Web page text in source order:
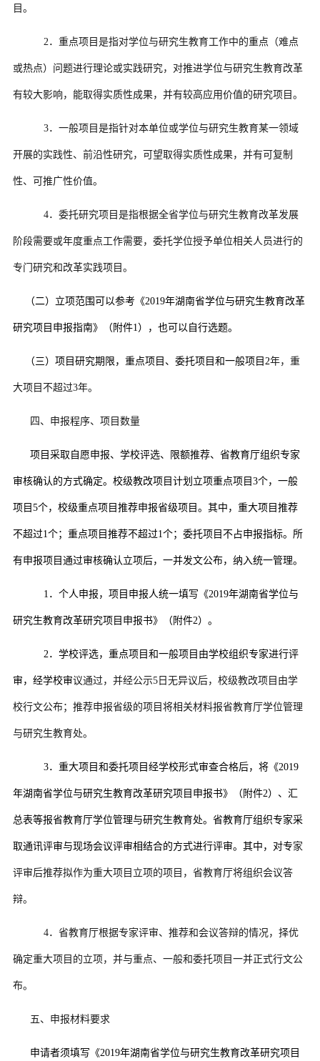
目。
2．重点项目是指对学位与研究生教育工作中的重点（难点
或热点）问题进行理论或实践研究，对推进学位与研究生教育改革
有较大影响，能取得实质性成果，并有较高应用价值的研究项目。
3．一般项目是指针对本单位或学位与研究生教育某一领域
开展的实践性、前沿性研究，可望取得实质性成果，并有可复制
性、可推广性价值。
4．委托研究项目是指根据全省学位与研究生教育改革发展
阶段需要或年度重点工作需要，委托学位授予单位相关人员进行的
专门研究和改革实践项目。
（二）立项范围可以参考《2019年湖南省学位与研究生教育改革
研究项目申报指南》（附件1），也可以自行选题。
（三）项目研究期限，重点项目、委托项目和一般项目 2年，重
大项目不超过3年。
四、申报程序、项目数量
项目采取自愿申报、学校评选、限额推荐、省教育厅组织专家
审核确认的方式确定。校级教改项目计划立项重点项目 3个，一般
项目 5个，校级重点项目推荐申报省级项目。其中，重大项目推荐
不超过1个；重点项目推荐不超过1个；委托项目不占申报指标。所
有申报项目通过审核确认立项后，一并发文公布，纳入统一管理。
1 ．个人申报，项目申报人统一填写《2019年湖南省学位与
研究生教育改革研究项目申报书》（附件2）。
2．学校评选，重点项目和一般项目由学校组织专家进行评
审，经学校审议通过，并经公示5日无异议后，校级教改项目由学
校行文公布；推荐申报省级的项目将相关材料报省教育厅学位管理
与研究生教育处。
3．重大项目和委托项目经学校形式审查合格后，将《2019
年湖南省学位与研究生教育改革研究项目申报书》（附件2）、汇
总表等报省教育厅学位管理与研究生教育处。省教育厅组织专家采
取通讯评审与现场会议评审相结合的方式进行评审。其中，对专家
评审后推荐拟作为重大项目立项的项目，省教育厅将组织会议答
辩。
4． 省教育厅根据专家评审、推荐和会议答辩的情况，择优
确定重大项目的立项，并与重点、一般和委托项目一并正式行文公
布。
五、申报材料要求
申请者须填写《2019年湖南省学位与研究生教育改革研究项目